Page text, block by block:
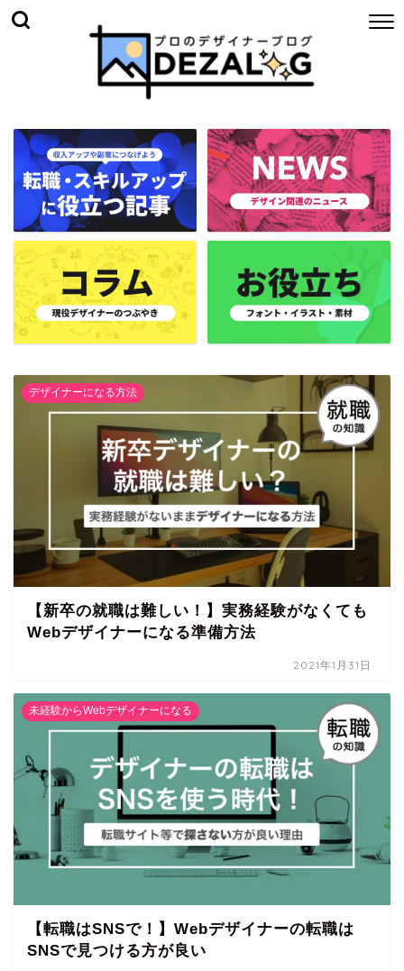
デザイナーになる方法
【新卒の就職は難しい！】実務経験がなくても
Webデザイナーになる準備方法
2021年1月31日
未経験からWebデザイナーになる
【転職はSNSで！】Webデザイナーの転職は
SNSで見つける方が良い